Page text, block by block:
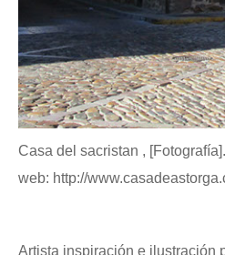
Casa del sacristan ,
web: http://
Artista inspiración e ilustración